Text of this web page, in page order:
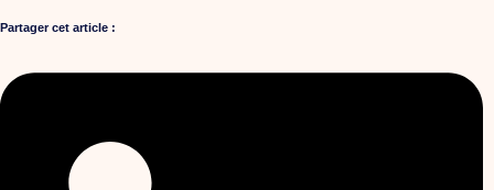
Partager cet article :